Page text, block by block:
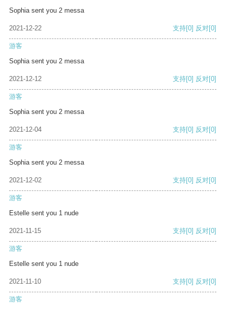
Sophia sent you 2 messa
2021-12-22 支持[0] 反对[0]
游客
Sophia sent you 2 messa
2021-12-12 支持[0] 反对[0]
游客
Sophia sent you 2 messa
2021-12-04 支持[0] 反对[0]
游客
Sophia sent you 2 messa
2021-12-02 支持[0] 反对[0]
游客
Estelle sent you 1 nude
2021-11-15 支持[0] 反对[0]
游客
Estelle sent you 1 nude
2021-11-10 支持[0] 反对[0]
游客